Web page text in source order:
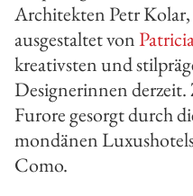
Architekten Petr
ausgestaltet von
kreativsten und
Designerinnen
Furore gesorgt durch
mondänen
Como.